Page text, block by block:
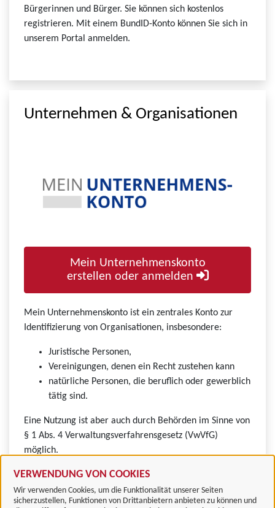
VERWENDUNG VON COOKIES
Wir verwenden Cookies, um die Funktionalität unserer Seiten
sicherzustellen, Funktionen von Drittanbietern anbieten zu können und
Bürgerinnen und Bürger. Sie können sich kostenlos
registrieren. Mit einem BundID-Konto können Sie sich in
unserem Portal anmelden.
Unternehmen & Organisationen
Mein Unternehmenskonto
erstellen oder anmelden
Mein Unternehmenskonto ist ein zentrales Konto zur
Identifizierung von Organisationen, insbesondere:
Juristische Personen,
Vereinigungen, denen ein Recht zustehen kann
natürliche Personen, die beruflich oder gewerblich
tätig sind.
Eine Nutzung ist aber auch durch Behörden im Sinne von
§ 1 Abs. 4 Verwaltungsverfahrensgesetz (VwVfG)
möglich.